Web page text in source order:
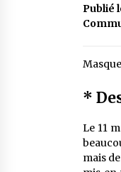
Publié
*
Le 11
mais